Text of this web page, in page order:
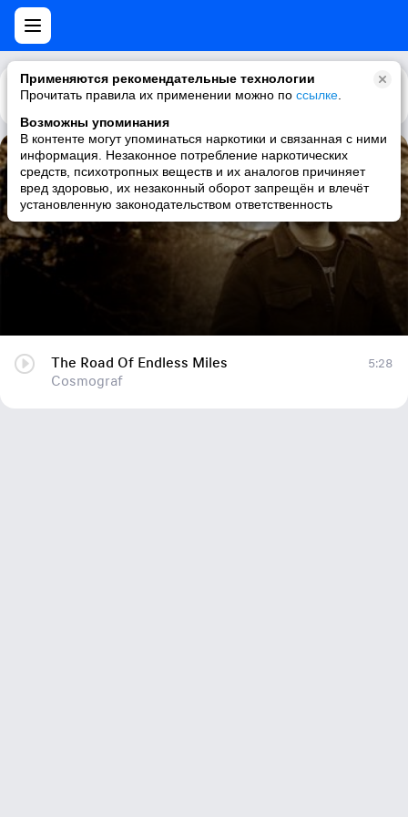
Применяются рекомендательные технологии
Прочитать правила их применении можно по ссылке
Возможны упоминания
В контенте могут упоминаться наркотики и связанная с ними
информация. Незаконное потребление наркотических
средств, психотропных веществ и их аналогов причиняет
вред здоровью, их незаконный оборот запрещён и влечёт
установленную законодательством ответственность
Каталог Рекомендации
The Road Of Endless Miles
Cosmograf
The Road Of Endless Miles
Cosmograf
5:28